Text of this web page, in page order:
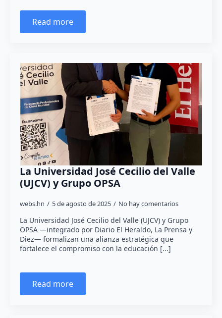
Read more
La Universidad José Cecilio del Valle
(UJCV) y Grupo OPSA
webs.hn 5 de agosto de 2025 No hay comentarios
La Universidad José Cecilio del Valle (UJCV) y Grupo
OPSA —integrado por Diario El Heraldo, La Prensa y
Diez— formalizan una alianza estratégica que
fortalece el compromiso con la educación [...]
Read more